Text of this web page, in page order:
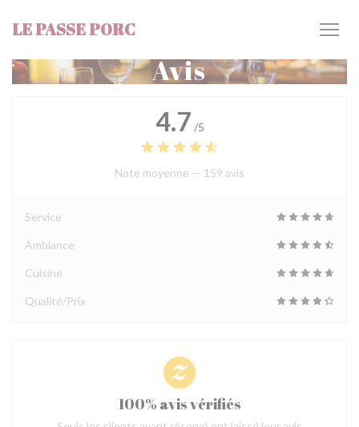
LE PASSE PORC
Avis
4.7 /5
Note moyenne — 159 avis
Service
Ambiance
Cuisine
Qualité/Prix
100% avis vérifiés